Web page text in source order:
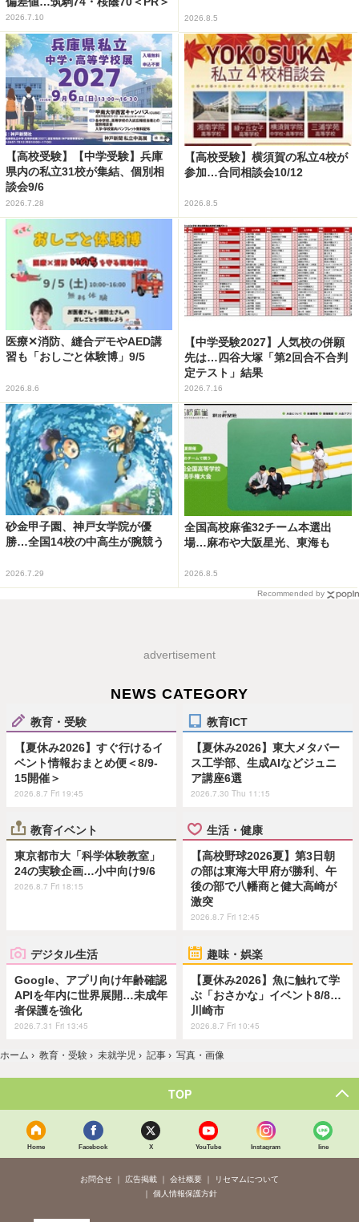
2026.7.10 2026.8.5
【高校受験】【中学受験】兵庫
県内の私立31校が集結、個別相
談会9/6
2026.7.28
【高校受験】横須賀の私立4校が
参加…合同相談会10/12
2026.8.5
医療✕消防、縫合デモやAED講
習も「おしごと体験博」9/5
2026.8.6
【中学受験2027】人気校の併願
先は…四谷大塚「第2回合不合判
定テスト」結果
2026.7.16
砂金甲子園、神戸女学院が優
勝…全国14校の中高生が腕競う
2026.7.29
全国高校麻雀32チーム本選出
場…麻布や大阪星光、東海も
2026.8.5
Recommended by
advertisement
NEWS CATEGORY
教育・受験
【夏休み2026】すぐ行けるイ
ベント情報おまとめ便＜8/9-
15開催＞
2026.8.7 Fri 19:45
教育ICT
【夏休み2026】東大メタバー
ス工学部、生成AIなどジュニ
ア講座6選
2026.7.30 Thu 11:15
教育イベント
東京都市大「科学体験教室」
24の実験企画…小中向け9/6
2026.8.7 Fri 18:15
生活・健康
【高校野球2026夏】第3日朝
の部は東海大甲府が勝利、午
後の部で八幡商と健大高崎が
激突
2026.8.7 Fri 12:45
デジタル生活
Google、アプリ向け年齢確認
APIを年内に世界展開…未成年
者保護を強化
2026.7.31 Fri 13:45
趣味・娯楽
【夏休み2026】魚に触れて学
ぶ「おさかな」イベント8/8…
川崎市
2026.8.7 Fri 10:45
ホーム › 教育・受験 › 未就学児 › 記事 › 写真・画像
TOP
Home Facebook X YouTube Instagram line
お問合せ 広告掲載 会社概要
リセマムについて
個人情報保護方針